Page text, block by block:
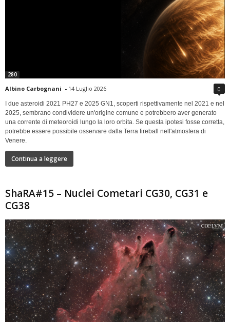
280
Albino Carbognani - 14 Luglio 2026 0
I due asteroidi 2021 PH27 e 2025 GN1, scoperti rispettivamente nel 2021 e nel
2025, sembrano condividere un'origine comune e potrebbero aver generato
una corrente di meteoroidi lungo la loro orbita. Se questa ipotesi fosse corretta,
potrebbe essere possibile osservare dalla Terra fireball nell'atmosfera di
Venere.
Continua a leggere
ShaRA#15 – Nuclei Cometari CG30, CG31 e
CG38